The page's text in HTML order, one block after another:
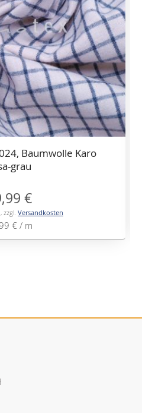
Baumwolle Karo
grau
€
, zzgl. Versandkosten
€ / m